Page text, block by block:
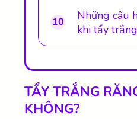
10
Những câu
khi tẩy
TẨY TRẮNG
KHÔNG?